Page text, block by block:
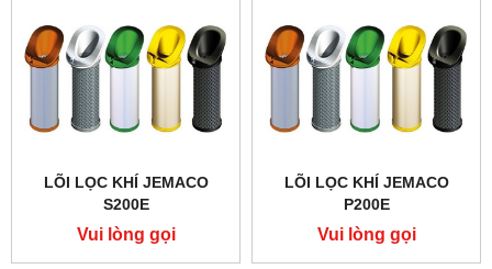
LÕI LỌC KHÍ JEMACO
S200E
Vui lòng gọi
LÕI LỌC KHÍ JEMACO
P200E
Vui lòng gọi